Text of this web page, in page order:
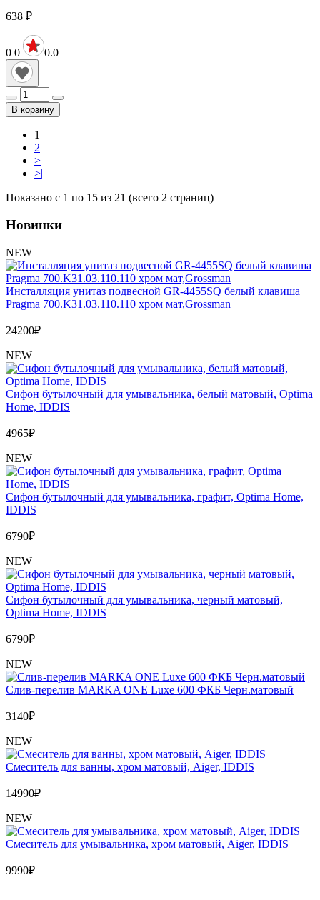
638 ₽
0 0 0.0
В корзину
1
2
>
>|
Показано с 1 по 15 из 21 (всего 2 страниц)
Новинки
NEW
Инсталляция унитаз подвесной GR-4455SQ белый клавиша
Pragma 700.K31.03.110.110 хром мат,Grossman
24200₽
NEW
Сифон бутылочный для умывальника, белый матовый, Optima
Home, IDDIS
4965₽
NEW
Сифон бутылочный для умывальника, графит, Optima Home,
IDDIS
6790₽
NEW
Сифон бутылочный для умывальника, черный матовый,
Optima Home, IDDIS
6790₽
NEW
Слив-перелив MARKA ONE Luxe 600 ФКБ Черн.матовый
3140₽
NEW
Cмеситель для ванны, хром матовый, Aiger, IDDIS
14990₽
NEW
Cмеситель для умывальника, хром матовый, Aiger, IDDIS
9990₽